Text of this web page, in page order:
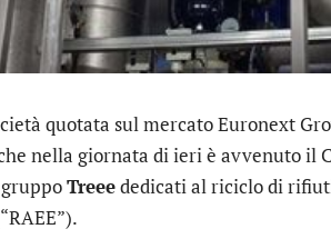
quotata sul mercato Euronext
nella giornata di ieri è avvenuto il
Treeededicati al riciclo di